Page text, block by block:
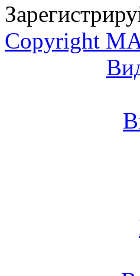
Copyright